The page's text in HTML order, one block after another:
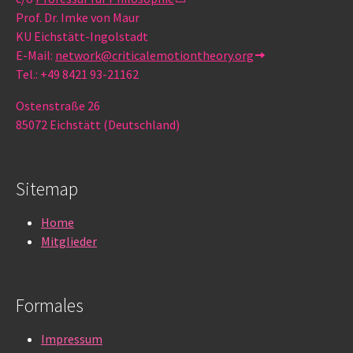
Prof. Dr. Imke von Maur
KU Eichstätt-Ingolstadt
E-Mail: network@criticalemotiontheory.org
Tel.: +49 8421 93-21162
Ostenstraße 26
85072 Eichstätt (Deutschland)
Sitemap
Home
Mitglieder
Formales
Impressum